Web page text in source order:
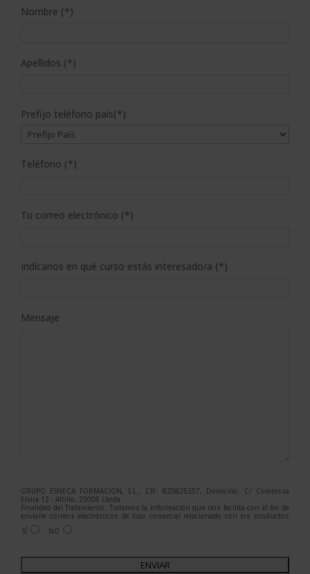
Nombre (*)
Apellidos (*)
Prefijo teléfono país(*)
Teléfono (*)
Tu correo electrónico (*)
Indícanos en qué curso estás interesado/a (*)
Mensaje
GRUPO ESNECA FORMACIÓN, S.L., CIF: B25825357, Domicilio: C/ Comtessa
Elvira 13 - Altillo, 25008 Lleida.
Finalidad del Tratamiento: Tratamos la información que nos facilita con el fin de
enviarle correos electrónicos de tipo comercial relacionado con los productos
ofrecidos y otros tipo de productos que fueran de su interés.
Legitimación del tratamiento: Consentimiento del interesado.
Para más información consulte nuestra Política de Privacidad.
Desea recibir información comercial (vía telefónica y/o email):
SÍ NO
A